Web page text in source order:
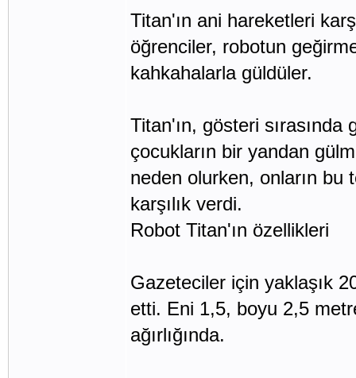
Titan'ın ani hareketleri
öğrenciler, robotun
kahkahalarla güldüler.
Titan'ın, gösteri sırasında
çocukların bir yandan
neden olurken, onların bu
karşılık verdi.
Robot Titan'ın özellikleri
Gazeteciler için yaklaşık
etti. Eni 1,5, boyu 2,5
ağırlığında.